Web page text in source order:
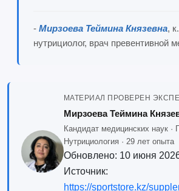
- Мирзоева Теймина Князевна,
нутрициолог, врач превентивной
МАТЕРИАЛ ПРОВЕРЕН
Мирзоева Теймина
Кандидат медицинских наук ·
Нутрициология · 29 лет опыта
Обновлено: 10 июня
Источник:
https://sportstore.kz/